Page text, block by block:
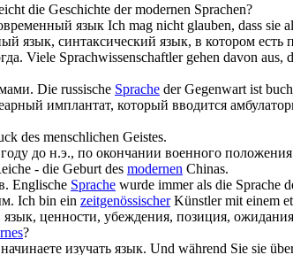
die Geschichte der modernen Sprachen?
язык Ich mag nicht glauben, dass sie
язык, синтаксический язык, в котором
Viele Sprachwissenschaftler gehen davon
Die russische Sprache der Gegenwart ist
имплантат, который вводится
des menschlichen Geistes.
до н.э., по окончании военного
- die Geburt des modernen Chinas.
Englische Sprache wurde immer als die Sprache
Ich bin ein zeitgenössischerKünstler mit einem
язык, ценности, убеждения, позиция,
?
изучать язык. Und während Sie sie